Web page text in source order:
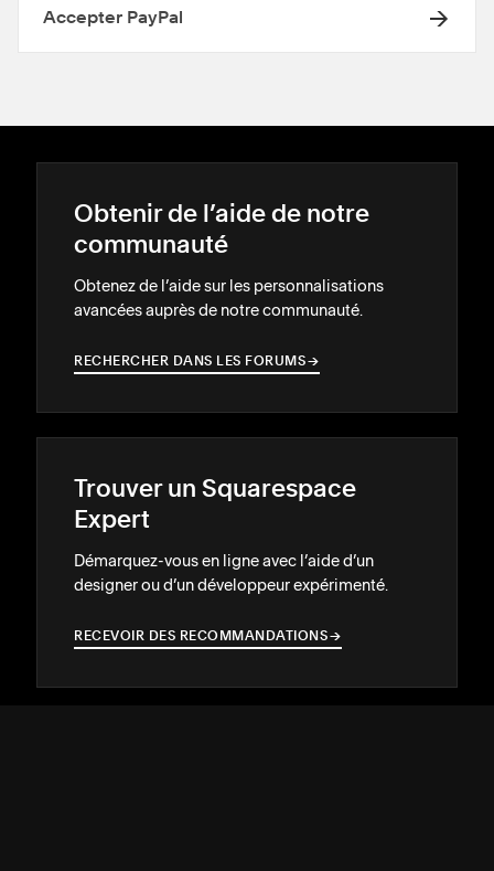
Accepter PayPal
Obtenir de l’aide de notre
communauté
Obtenez de l’aide sur les personnalisations
avancées auprès de notre communauté.
RECHERCHER DANS LES FORUMS→
→
Trouver un Squarespace
Expert
Démarquez-vous en ligne avec l’aide d’un
designer ou d’un développeur expérimenté.
RECEVOIR DES RECOMMANDATIONS→
→